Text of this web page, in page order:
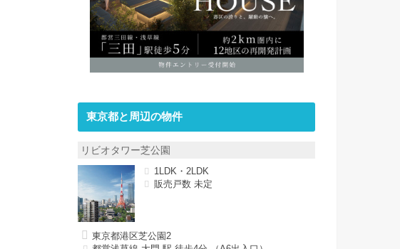
東京都と周辺の物件
リビオタワー芝公園
1LDK・2LDK
販売戸数 未定
東京都港区芝公園2